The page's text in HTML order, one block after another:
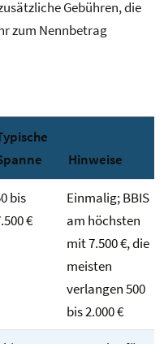
Gebühren, die
zum Nennbetrag
Hinweise
bis
€
Einmalig; BBIS
am höchsten
mit 7.500 €, die
meisten
verlangen 500
bis 2.000 €